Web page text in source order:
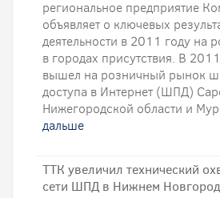
региональное предприятие
объявляет о ключевых
деятельности в 2011 году на
в городах присутствия. В
вышел на розничный рынок
доступа в Интернет (ШПД)
Нижегородской области и
дальше
ТТК увеличил технический
сети ШПД в Нижнем